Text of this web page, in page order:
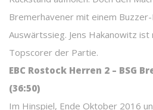
Bremerhavener mit einem
Auswärtssieg. Jens Hakanowitz ist
Topscorer der Partie.
EBC Rostock Herren 2 – BSG
(36:50)
Im Hinspiel, Ende Oktober 2016